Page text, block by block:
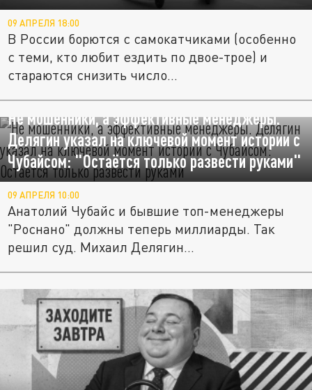
09 АПРЕЛЯ 18:00
В России борются с самокатчиками (особенно
с теми, кто любит ездить по двое-трое) и
стараются снизить число...
Не мошенники, а эффективные менеджеры.
Делягин указал на ключевой момент истории с
Чубайсом: "Остаётся только развести руками"
09 АПРЕЛЯ 10:00
Анатолий Чубайс и бывшие топ-менеджеры
"Роснано" должны теперь миллиарды. Так
решил суд. Михаил Делягин...